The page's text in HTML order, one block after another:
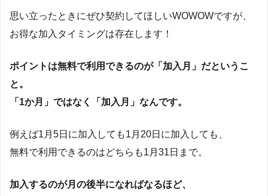
思い立ったときにぜひ契約してほしいWOWOWですが、
お得な加入タイミングは存在します！
ポイントは無料で利用できるのが「加入月」だというこ
と。
「1か月」ではなく「加入月」なんです。
例えば1月5日に加入しても1月20日に加入しても、
無料で利用できるのはどちらも1月31日まで。
加入するのが月の後半になればなるほど、